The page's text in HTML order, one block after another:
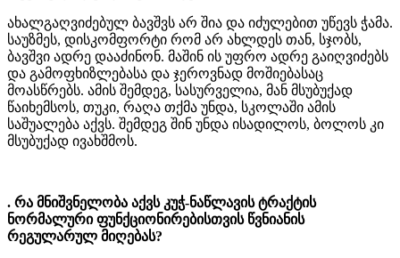
ახალგაღვიძებულ ბავშვს არ შია და იძულებით უწევს ჭამა.
საუზმეს, დისკომფორტი რომ არ ახლდეს თან, სჯობს,
ბავშვი ადრე დააძინონ. მაშინ ის უფრო ადრე გაიღვიძებს
და გამოფხიზლებასა და ჯეროვნად მოშიებასაც
მოასწრებს. ამის შემდეგ, სასურველია, მან მსუბუქად
წაიხემსოს, თუკი, რაღა თქმა უნდა, სკოლაში ამის
საშუალება აქვს. შემდეგ შინ უნდა ისადილოს, ბოლოს კი
მსუბუქად ივახშმოს.
. რა მნიშვნელობა აქვს კუჭ-ნაწლავის ტრაქტის
ნორმალური ფუნქციონირებისთვის წვნიანის
რეგულარულ მიღებას?